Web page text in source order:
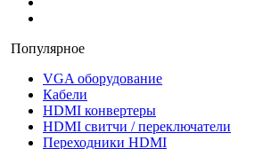
Популярное
VGA оборудование
Кабели
HDMI конвертеры
HDMI свитчи / переключатели
Переходники HDMI